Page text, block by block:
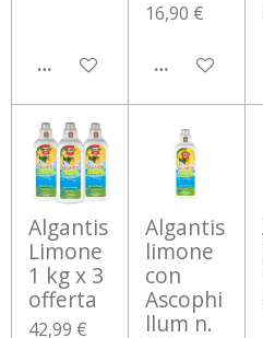
AGGIUNGI AL CARRELLO
16,90 €
AGGIUNGI
Algantis
Limone
1 kg x 3
offerta
42,99 €
Algantis
limone
con
Ascophi
llum n.